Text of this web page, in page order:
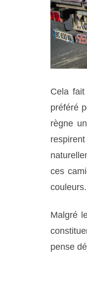
Cela
préféré
règne
ces
Malgré
pense